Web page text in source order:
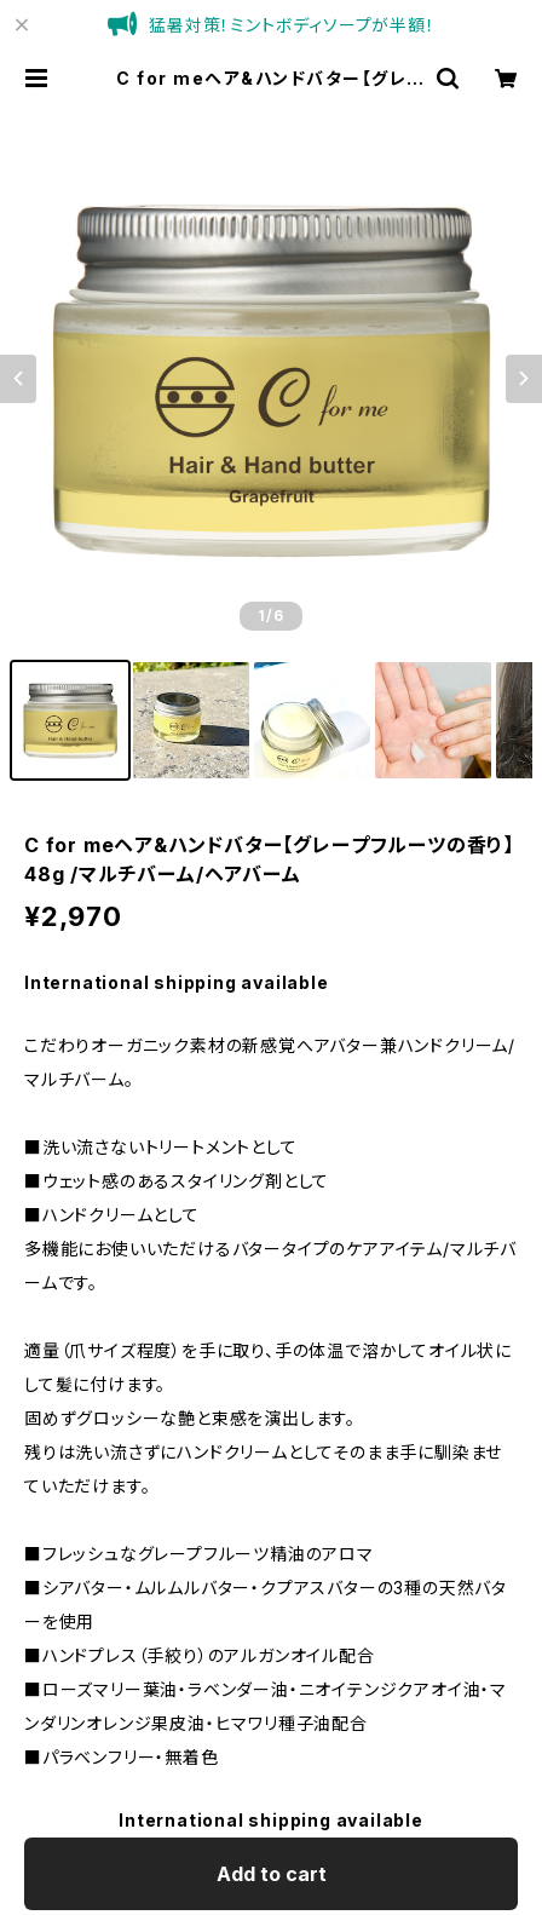
猛暑対策！ミントボディソープが半額！
C for meヘア&ハンドバター【グレー
1 /6
C for meヘア&ハンドバター【グレープフルーツの香り】
48g /マルチバーム/ヘアバーム
¥2,970
International shipping available
こだわりオーガニック素材の新感覚へアバター兼ハンドクリーム/
マルチバーム。
■洗い流さないトリートメントとして
■ウェット感のあるスタイリング剤として
■ハンドクリームとして
多機能にお使いいただけるバタータイプのケアアイテム/マルチバ
ームです。
適量（爪サイズ程度）を手に取り、手の体温で溶かしてオイル状に
して髪に付けます。
固めずグロッシーな艶と束感を演出します。
残りは洗い流さずにハンドクリームとしてそのまま手に馴染ませ
ていただけます。
■フレッシュなグレープフルーツ精油のアロマ
■シアバター・ムルムルバター・クプアスバターの3種の天然バタ
ーを使用
■ハンドプレス（手絞り）のアルガンオイル配合
■ローズマリー葉油・ラベンダー油・ニオイテンジクアオイ油・マ
ンダリンオレンジ果皮油・ヒマワリ種子油配合
■パラベンフリー・無着色
International shipping available
Add to cart